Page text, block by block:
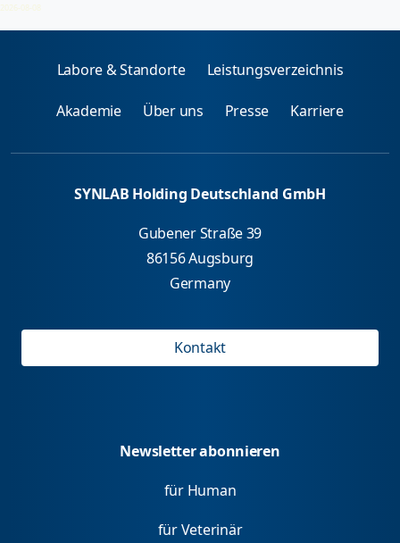
2026-08-08
Labore & Standorte Leistungsverzeichnis
Akademie Über uns Presse Karriere
SYNLAB Holding Deutschland GmbH
Gubener Straße 39
86156 Augsburg
Germany
Kontakt
Newsletter abonnieren
für Human
für Veterinär